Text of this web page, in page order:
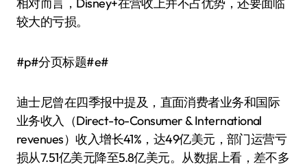
较大的亏损。
#p#分页标题#e#
迪士尼曾在四季报中提及，直面消费者业务和国际
业务收入（Direct-to-Consumer & International
revenues）收入增长41%，达49亿美元，部门运营亏
损从7.51亿美元降至5.8亿美元。从数据上看，差不多